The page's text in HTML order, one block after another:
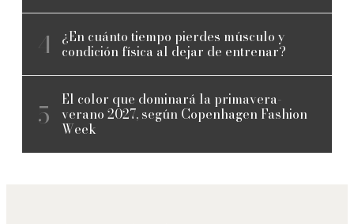
¿En cuánto tiempo pierdes músculo y
condición física al dejar de entrenar?
El color que dominará la primavera-
verano 2027, según Copenhagen Fashion
Week